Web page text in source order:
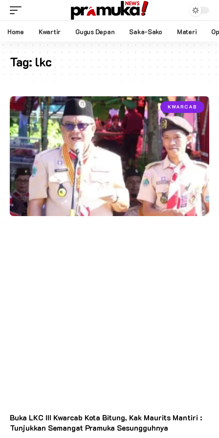
Home Kwartir Gugus Depan Saka-Sako Materi
Tag:lkc
KWARCAB
Buka LKC III Kwarcab Kota Bitung, Kak Maurits Mantiri :
Tunjukkan Semangat Pramuka Sesungguhnya